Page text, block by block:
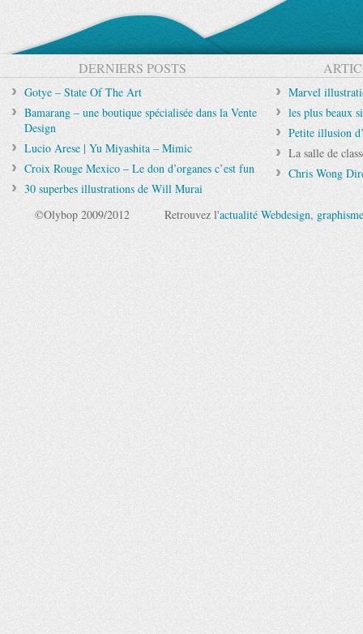
DERNIERS POSTS
Gotye – State Of The Art
Bamarang – une boutique spécialisée dans la Vente
Design
Lucio Arese | Yu Miyashita – Mimic
Croix Rouge Mexico – Le don d’organes c’est fun
30 superbes illustrations de Will Murai
Marvel
les plus beaux
Petite illusion
La salle de
Chris Wong
©Olybop 2009/2012 Retrouvez l'actualité Webdesign, graphisme